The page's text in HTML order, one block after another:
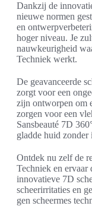
Dankzij de
nieuwe normen
en
hoger niveau. Je
nauwkeurigheid
Techniek werkt.
De geavanceerde
zorgt voor een
zijn ontworpen om
zorgen voor een
Sansbeauté 7D
gladde huid zonder
Ontdek nu zelf de
Techniek en ervaar
innovatieve 7D
scheerirritaties en
gen scheermes